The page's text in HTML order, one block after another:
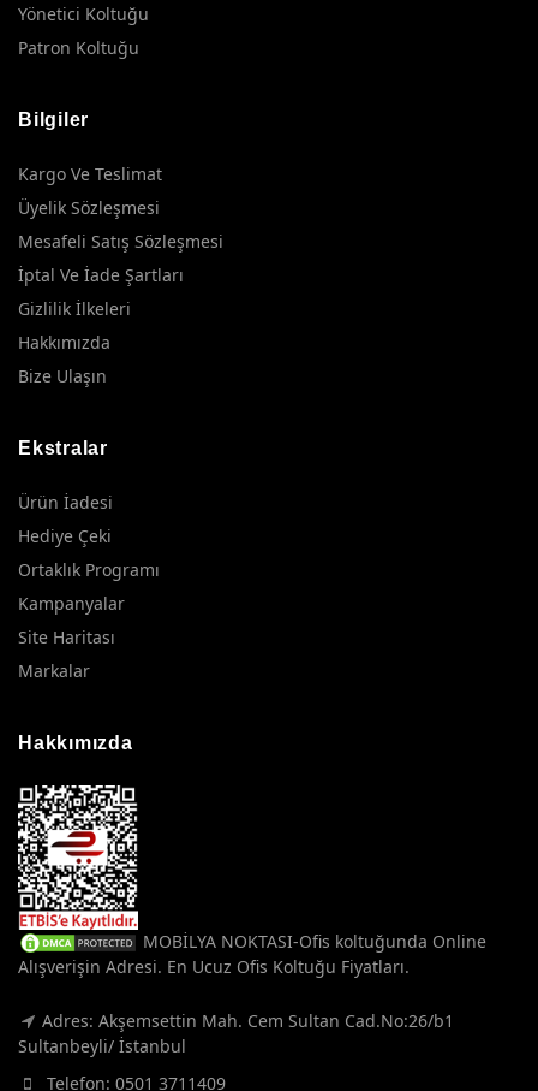
Yönetici Koltuğu
Patron Koltuğu
Bilgiler
Kargo Ve Teslimat
Üyelik Sözleşmesi
Mesafeli Satış Sözleşmesi
İptal Ve İade Şartları
Gizlilik İlkeleri
Hakkımızda
Bize Ulaşın
Ekstralar
Ürün İadesi
Hediye Çeki
Ortaklık Programı
Kampanyalar
Site Haritası
Markalar
Hakkımızda
MOBİLYA NOKTASI-Ofis koltuğunda Online
Alışverişin Adresi. En Ucuz Ofis Koltuğu Fiyatları.
Adres: Akşemsettin Mah. Cem Sultan Cad.No:26/b1
Sultanbeyli/ İstanbul
Telefon: 0501 3711409